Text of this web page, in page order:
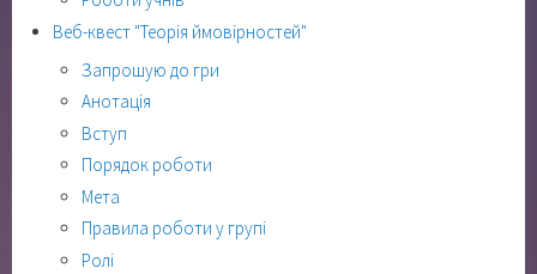
Веб-квест "Теорія ймовірностей"
Запрошую до гри
Анотація
Вступ
Порядок роботи
Мета
Правила роботи у групі
Ролі